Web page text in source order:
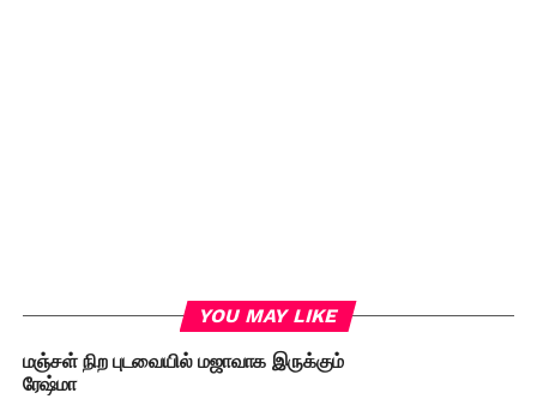
YOU MAY LIKE
மஞ்சள் நிற புடவையில் மஜாவாக இருக்கும்
ரேஷ்மா